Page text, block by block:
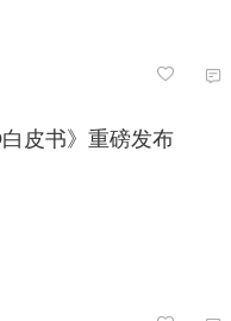
皮书》重磅发布